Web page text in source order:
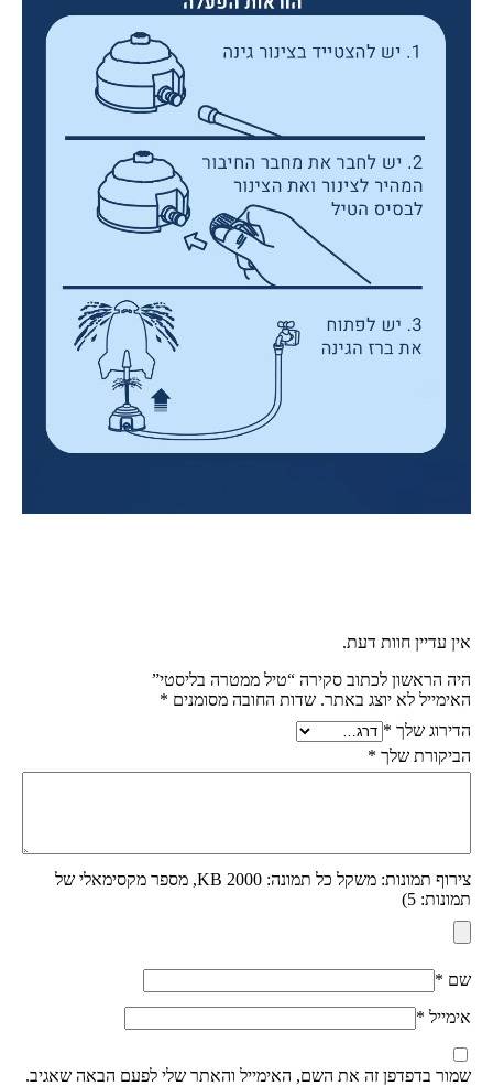
אין עדיין חוות דעת.
היה הראשון לכתוב סקירה “טיל ממטרה בליסטי”
האימייל לא יוצג באתר. שדות החובה מסומנים *
הדירוג שלך *
הביקורת שלך *
צירוף תמונות: משקל כל תמונה: 2000 KB, מספר מקסימאלי של
תמונות: 5)
שם *
אימייל *
שמור בדפדפן זה את השם, האימייל והאתר שלי לפעם הבאה שאגיב.